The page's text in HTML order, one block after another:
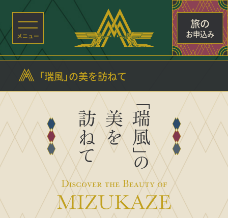
旅の
お申込み
「瑞風」の美を訪ねて